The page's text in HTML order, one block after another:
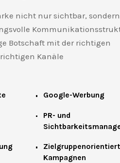
nicht nur sichtbar, sondern
Botschaft mit der richtigen
Kanäle
Google-Werbung
PR- und
Kampagnen